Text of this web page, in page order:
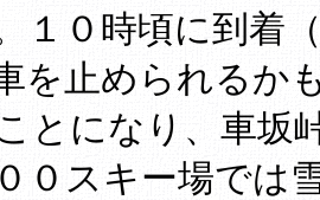
１０時頃に到着
を止められるか
とになり、車坂
０スキー場では